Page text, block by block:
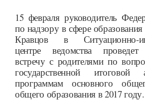
15 февраля руководитель
по надзору в сфере
Кравцов в Ситуационно-
центре ведомства проведет
встречу с родителями по
государственной итоговой
программам основного
общего образования в 2017 году.